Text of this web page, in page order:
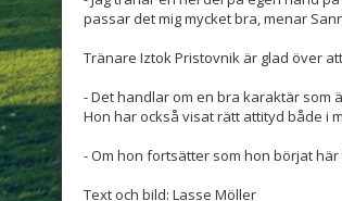
passar det mig mycket bra, menar
Tränare Iztok Pristovnik är glad över
- Det handlar om en bra karaktär som
Hon har också visat rätt attityd både i
- Om hon fortsätter som hon börjat
Text och bild: Lasse Möller